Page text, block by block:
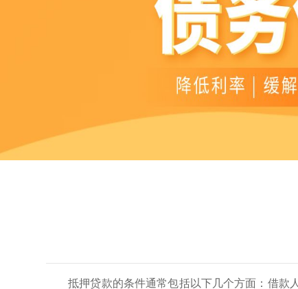
抵押贷款的条件通常包括以下几个方面：借款